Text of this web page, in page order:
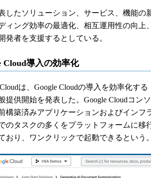
したソリューション、サービス、機能の
ィング効率の最適化、相互運用性の向上
発者を支援するとしている。
Cloud導入の効率化
は、Google Cloudの導入を効率化す
提供開始を発表した。Google Cloudコン
構築済みアプリケーションおよびインフ
のタスクの多くをプラットフォームに移
おり、ワンクリックで起動できるという。